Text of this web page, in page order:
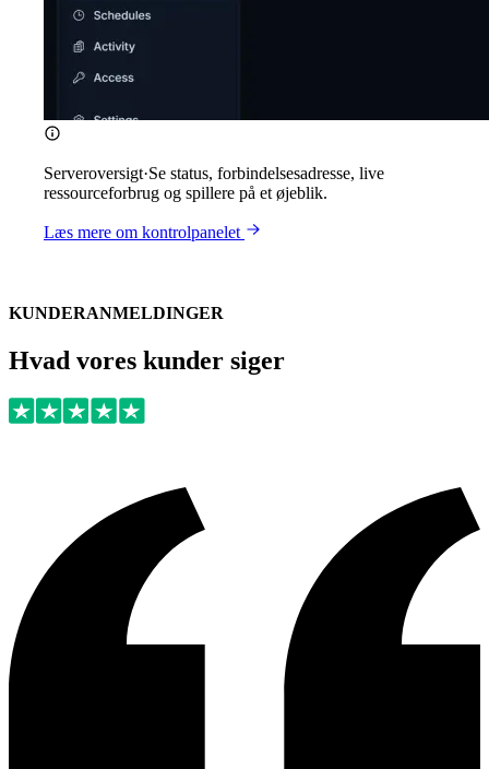
Serveroversigt·Se status, forbindelsesadresse, live
ressourceforbrug og spillere på et øjeblik.
Læs mere om kontrolpanelet
KUNDERANMELDINGER
Hvad vores kunder siger